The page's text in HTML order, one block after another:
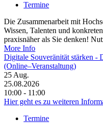
Termine
Die Zusammenarbeit mit
Wissen, Talenten und
praxisnäher als Sie denken!
More Info
Digitale Souveränität stärken -
(Online–Veranstaltung)
25 Aug.
25.08.2026
10:00 - 11:00
Hier geht es zu weiteren
Termine